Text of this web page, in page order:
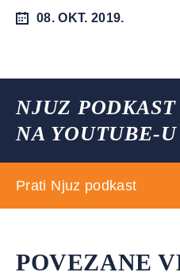
08. OKT. 2019.
NJUZ PODKAST
NA YOUTUBE-U
Prati Njuz podkast
POVEZANE